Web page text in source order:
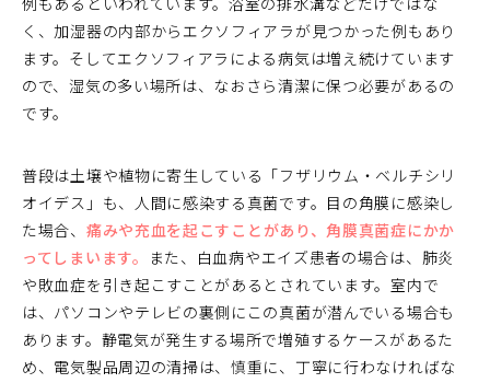
く、加湿器の内部からエクソフィアラが見つかった例もあり
ます。そしてエクソフィアラによる病気は増え続けています
ので、湿気の多い場所は、なおさら清潔に保つ必要があるの
です。
普段は土壌や植物に寄生している「フザリウム・ベルチシリ
オイデス」も、人間に感染する真菌です。目の角膜に感染し
た場合、 痛みや充血を起こすことがあり、角膜真菌症にかか
ってしまいます。
また、白血病やエイズ患者の場合は、肺炎
や敗血症を引き起こすことがあるとされています。室内で
は、パソコンやテレビの裏側にこの真菌が潜んでいる場合も
あります。静電気が発生する場所で増殖するケースがあるた
め、電気製品周辺の清掃は、慎重に、丁寧に行わなければな